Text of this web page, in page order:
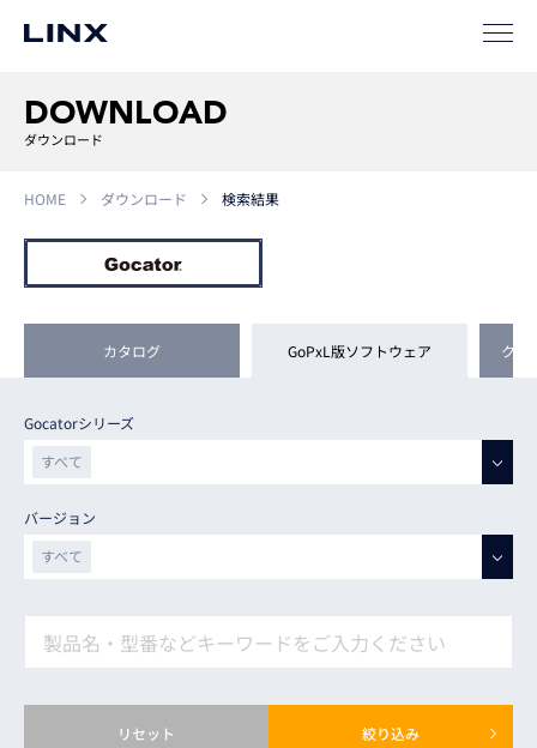
DOWNLOAD
ダウンロード
HOME ダウンロード 検索結果
カタログ GoPxL版ソフトウェア クラ
Gocatorシリーズ
すべて
すべて
G2
G3
バージョン
すべて
すべて
1.3
リセット 絞り込み